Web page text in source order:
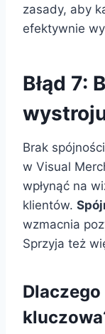
zasady, aby
efektywnie
Błąd 7:
Brak
w Visual
wpłynąć na
klientów.
wzmacnia
Sprzyja też